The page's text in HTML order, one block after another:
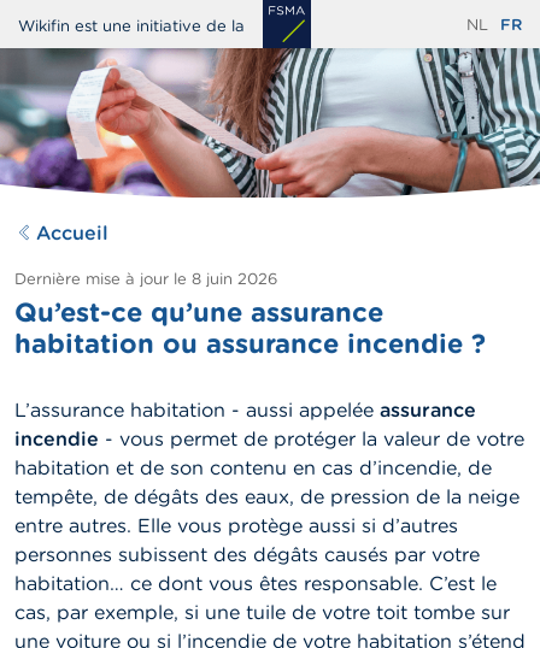
Aller
au
principal
Wikifin est une initiative de la NL FR
Accueil
Dernière mise à jour le 8 juin 2026
Qu’est-ce qu’une assurance
habitation ou assurance incendie ?
L’assurance habitation - aussi appelée assurance
incendie - vous permet de protéger la valeur de votre
habitation et de son contenu en cas d’incendie, de
tempête, de dégâts des eaux, de pression de la neige
entre autres. Elle vous protège aussi si d’autres
personnes subissent des dégâts causés par votre
habitation… ce dont vous êtes responsable. C’est le
cas, par exemple, si une tuile de votre toit tombe sur
une voiture ou si l’incendie de votre habitation s’étend